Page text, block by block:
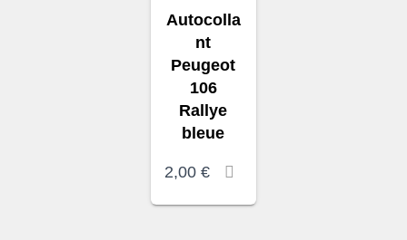
Autocolla
nt
Peugeot
106
Rallye
bleue
2,00 €